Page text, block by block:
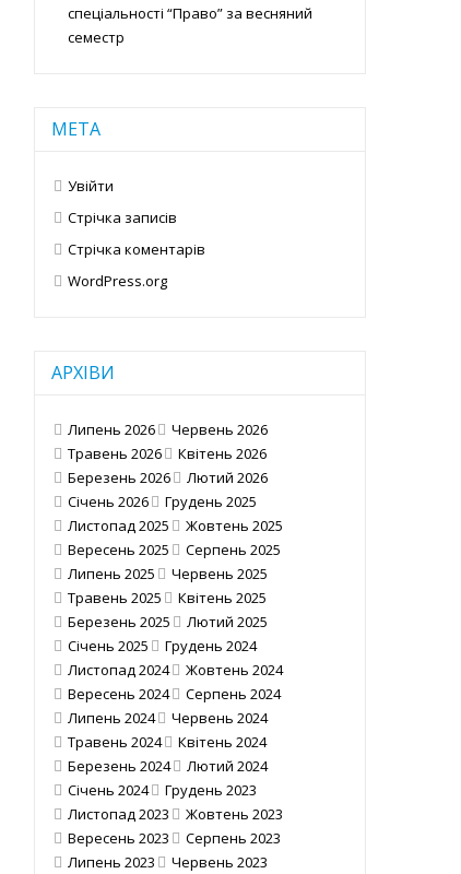
спеціальності “Право” за весняний
семестр
МЕТА
Увійти
Стрічка записів
Стрічка коментарів
WordPress.org
АРХІВИ
Липень 2026
Червень 2026
Травень 2026
Квітень 2026
Березень 2026
Лютий 2026
Січень 2026
Грудень 2025
Листопад 2025
Жовтень 2025
Вересень 2025
Серпень 2025
Липень 2025
Червень 2025
Травень 2025
Квітень 2025
Березень 2025
Лютий 2025
Січень 2025
Грудень 2024
Листопад 2024
Жовтень 2024
Вересень 2024
Серпень 2024
Липень 2024
Червень 2024
Травень 2024
Квітень 2024
Березень 2024
Лютий 2024
Січень 2024
Грудень 2023
Листопад 2023
Жовтень 2023
Вересень 2023
Серпень 2023
Липень 2023
Червень 2023